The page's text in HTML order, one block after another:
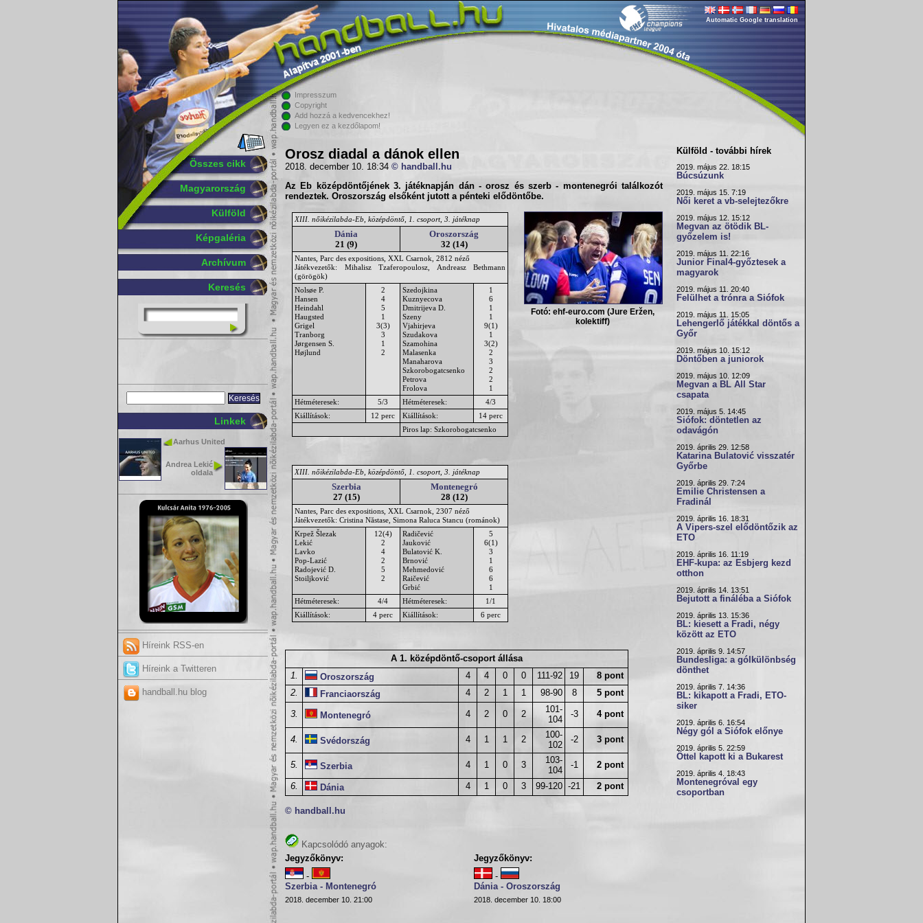
Összes cikk
Magyarország
Külföld
Képgaléria
Archívum
Keresés
Linkek
Aarhus United
Andrea Lekić
oldala
Híreink RSS-en
Híreink a Twitteren
handball.hu blog
Automatic Google translation
Impresszum
Copyright
Add hozzá a kedvencekhez!
Legyen ez a kezdőlapom!
Orosz diadal a dánok ellen
2018. december 10. 18:34 © handball.hu
Az Eb középdöntőjének 3. játéknapján dán - orosz és szerb - montenegrói találkozót
rendeztek. Oroszország elsőként jutott a pénteki elődöntőbe.
Fotó: ehf-euro.com (Jure Eržen,
kolektiff)
XIII. nőikézilabda-Eb, középdöntő, 1. csoport, 3. játéknap
Dánia
21 (9)
Oroszország
32 (14)
Nantes, Parc des expositions, XXL Csarnok, 2812 néző
Játékvezetők: Mihalisz Tzaferopoulosz, Andreasz Bethmann
(görögök)
Nolsøe P.
Hansen
Heindahl
Haugsted
Grigel
Tranborg
Jørgensen S.
Højlund
2
4
5
1
3(3)
3
1
2
Szedojkina
Kuznyecova
Dmitrijeva D.
Szeny
Vjahirjeva
Szudakova
Szamohina
Malasenka
Manaharova
Szkorobogatcsenko
Petrova
Frolova
1
6
1
1
9(1)
1
3(2)
2
3
2
2
1
Hétméteresek:
5/3 Hétméteresek:
4/3
Kiállítások:
12 perc Kiállítások:
14 perc
Piros lap: Szkorobogatcsenko
XIII. nőikézilabda-Eb, középdöntő, 1. csoport, 3. játéknap
Szerbia
27 (15)
Montenegró
28 (12)
Nantes, Parc des expositions, XXL Csarnok, 2307 néző
Játékvezetők: Cristina Năstase, Simona Raluca Stancu (románok)
Krpež Šlezak
Lekić
Lavko
Pop-Lazić
Radojević D.
Stoiljković
12(4)
2
4
2
5
2
Radičević
Jauković
Bulatović K.
Brnović
Mehmedović
Raičević
Grbić
5
6(1)
3
1
6
6
1
Hétméteresek:
4/4 Hétméteresek:
1/1
Kiállítások:
4 perc Kiállítások: 6 perc
A 1. középdöntő-csoport állása
1.
Oroszország 4 4 0 0 111-92 19
8 pont
2.
Franciaország 4 2 1 1 98-90 8 5 pont
3. Montenegró 4 2 0 2
101-
104
-3 4 pont
4. Svédország 4 1 1 2
100-
102
-2 3 pont
5. Szerbia 4 1 0 3
103-
104
-1 2 pont
6. Dánia 4 1 0 3 99-120 -21 2 pont
© handball.hu
Kapcsolódó anyagok:
Jegyzőkönyv:
-
Szerbia - Montenegró
2018. december 10. 21:00
Jegyzőkönyv:
-
Dánia - Oroszország
2018. december 10. 18:00
Külföld - további hírek
2019. május 22. 18:15
Búcsúzunk
2019. május 15. 7:19
Női keret a vb-selejtezőkre
2019. május 12. 15:12
Megvan az ötödik BL-
győzelem is!
2019. május 11. 22:16
Junior Final4-győztesek a
magyarok
2019. május 11. 20:40
Felülhet a trónra a Siófok
2019. május 11. 15:05
Lehengerlő játékkal döntős a
Győr
2019. május 10. 15:12
Döntőben a juniorok
2019. május 10. 12:09
Megvan a BL All Star
csapata
2019. május 5. 14:45
Siófok: döntetlen az
odavágón
2019. április 29. 12:58
Katarina Bulatović visszatér
Győrbe
2019. április 29. 7:24
Emilie Christensen a
Fradinál
2019. április 16. 18:31
A Vipers-szel elődöntőzik az
ETO
2019. április 16. 11:19
EHF-kupa: az Esbjerg kezd
otthon
2019. április 14. 13:51
Bejutott a fináléba a Siófok
2019. április 13. 15:36
BL: kiesett a Fradi, négy
között az ETO
2019. április 9. 14:57
Bundesliga: a gólkülönbség
dönthet
2019. április 7. 14:36
BL: kikapott a Fradi, ETO-
siker
2019. április 6. 16:54
Négy gól a Siófok előnye
2019. április 5. 22:59
Öttel kapott ki a Bukarest
2019. április 4. 18:43
Montenegróval egy
csoportban